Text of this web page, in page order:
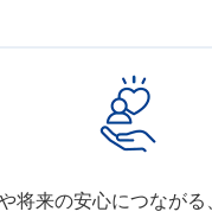
将来の安心につなが